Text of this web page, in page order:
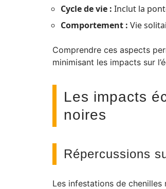
Cycle de vie : Inclut la
Comportement : Vie
Comprendre ces aspects
minimisant les impacts sur
Les impacts
noires
Répercussions
Les infestations de